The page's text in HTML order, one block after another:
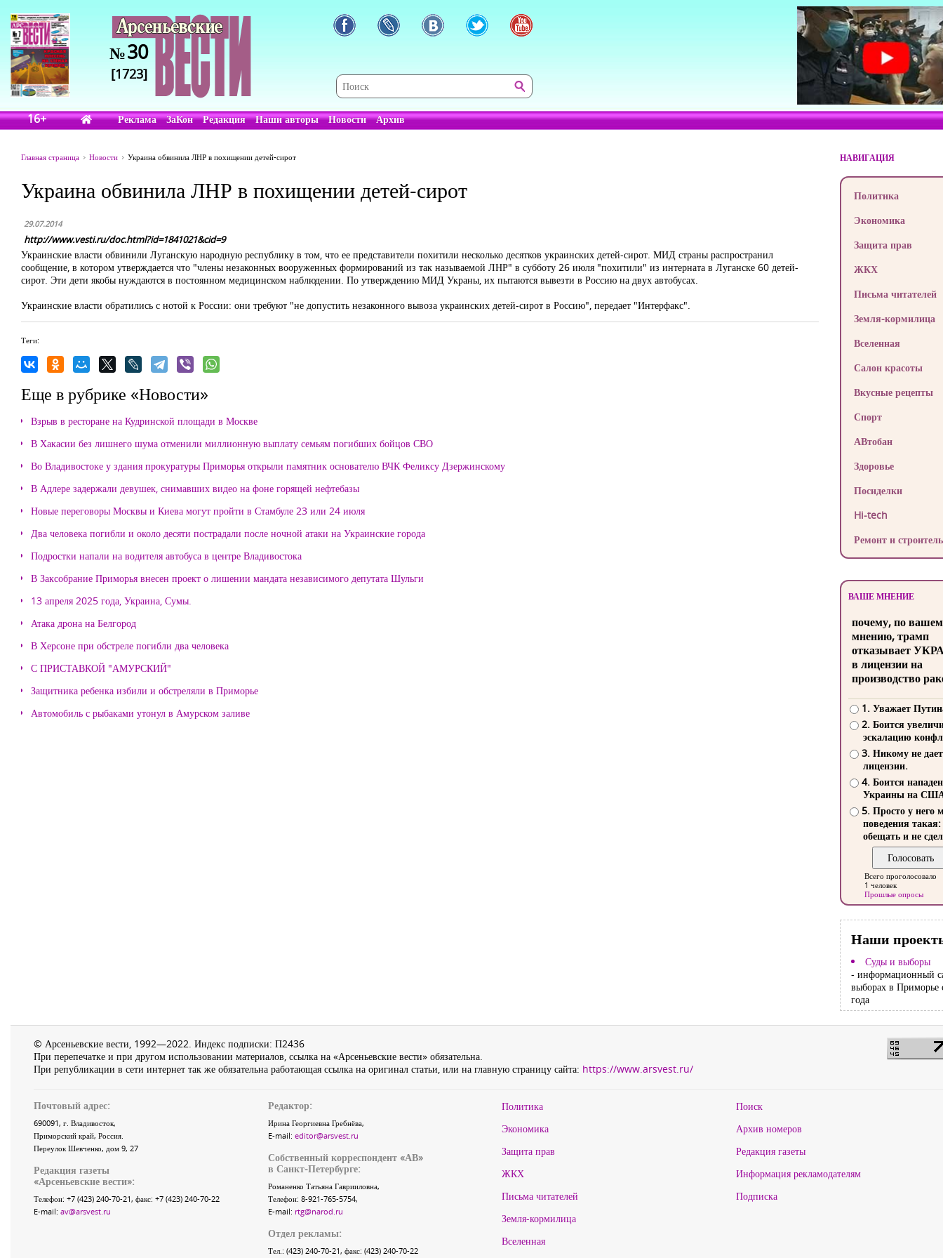
№30
[1723]
16+ Реклама ЗаКон Редакция Наши авторы Новости Архив
Главная страница Новости Украина обвинила ЛНР в похищении детей-сирот
Украина обвинила ЛНР в похищении детей-сирот
29.07.2014
http://www.vesti.ru/doc.html?id=1841021&cid=9
Украинские власти обвинили Луганскую народную республику в том, что ее представители похитили несколько десятков украинских детей-сирот. МИД страны распространил
сообщение, в котором утверждается что "члены незаконных вооруженных формирований из так называемой ЛНР" в субботу 26 июля "похитили" из интерната в Луганске 60 детей-
сирот. Эти дети якобы нуждаются в постоянном медицинском наблюдении. По утверждению МИД Украны, их пытаются вывезти в Россию на двух автобусах.
Украинские власти обратились с нотой к России: они требуют "не допустить незаконного вывоза украинских детей-сирот в Россию", передает "Интерфакс".
Теги:
Еще в рубрике «Новости»
Взрыв в ресторане на Кудринской площади в Москве
В Хакасии без лишнего шума отменили миллионную выплату семьям погибших бойцов СВО
Во Владивостоке у здания прокуратуры Приморья открыли памятник основателю ВЧК Феликсу Дзержинскому
В Адлере задержали девушек, снимавших видео на фоне горящей нефтебазы
Новые переговоры Москвы и Киева могут пройти в Стамбуле 23 или 24 июля
Два человека погибли и около десяти пострадали после ночной атаки на Украинские города
Подростки напали на водителя автобуса в центре Владивостока
В Заксобрание Приморья внесен проект о лишении мандата независимого депутата Шульги
13 апреля 2025 года, Украина, Сумы.
Атака дрона на Белгород
В Херсоне при обстреле погибли два человека
С ПРИСТАВКОЙ "АМУРСКИЙ"
Защитника ребенка избили и обстреляли в Приморье
Автомобиль с рыбаками утонул в Амурском заливе
НАВИГАЦИЯ
Политика
Экономика
Защита прав
ЖКХ
Письма читателей
Земля-кормилица
Вселенная
Салон красоты
Вкусные рецепты
Спорт
АВтобан
Здоровье
Посиделки
Hi-tech
Ремонт и
ВАШЕ МНЕНИЕ
почему, по
мнению, трамп
отказывает
в лицензии на
производство
1. Уважает
2. Боится
эскалацию
3. Никому не
лицензии.
4. Боится
Украины на
5. Просто у него
поведения такая:
обещать и не
Всего проголосовало
1 человек
Прошлые опросы
Наши
Суды и выборы
- информационный
выборах в Приморье
года
© Арсеньевские вести, 1992—2022. Индекс подписки: П2436
При перепечатке и при другом использовании материалов, ссылка на «Арсеньевские вести» обязательна.
При републикации в сети интернет так же обязательна работающая ссылка на оригинал статьи, или на главную страницу сайта: https://www.arsvest.ru/
Почтовый адрес:
690091, г. Владивосток,
Приморский край, Россия.
Переулок Шевченко, дом 9, 27
Редакция газеты
«Арсеньевские вести»:
Телефон: +7 (423) 240-70-21, факс: +7 (423) 240-70-22
E-mail: av@arsvest.ru
Редактор:
Ирина Георгиевна Гребнёва,
E-mail: editor@arsvest.ru
Собственный корреспондент «АВ»
в Санкт-Петербурге:
Романенко Татьяна Гаврииловна,
Телефон: 8-921-765-5754,
E-mail: rtg@narod.ru
Отдел рекламы:
Тел.: (423) 240-70-21, факс: (423) 240-70-22
Политика
Экономика
Защита прав
ЖКХ
Письма читателей
Земля-кормилица
Вселенная
Поиск
Архив номеров
Редакция газеты
Информация рекламодателям
Подписка